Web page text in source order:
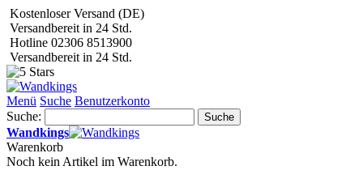
Kostenloser Versand (DE)
Versandbereit in 24 Std.
Hotline 02306 8513900
Versandbereit in 24 Std.
Menü Suche Benutzerkonto
Suche:
Suche
Wandkings
Warenkorb
Noch kein Artikel im Warenkorb.